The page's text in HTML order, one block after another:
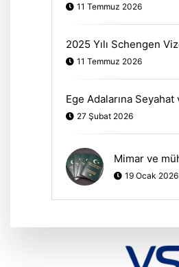
11 Temmuz 2026
11 Temmuz 2026
27 Şubat 2026
19 Ocak 2026